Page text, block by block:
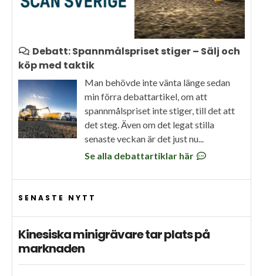
Debatt: Spannmålspriset stiger – Sälj och
köp med taktik
Man behövde inte vänta länge sedan
min förra debattartikel, om att
spannmålspriset inte stiger, till det att
det steg. Även om det legat stilla
senaste veckan är det just nu...
Se alla debattartiklar här
SENASTE NYTT
Kinesiska minigrävare tar plats på
marknaden